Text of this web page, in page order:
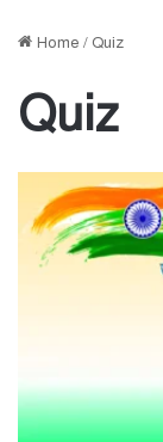
Home / Quiz
Quiz